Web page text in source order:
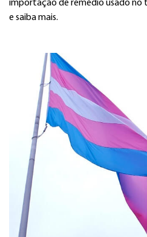
importação de remédio usado no
e saiba mais.